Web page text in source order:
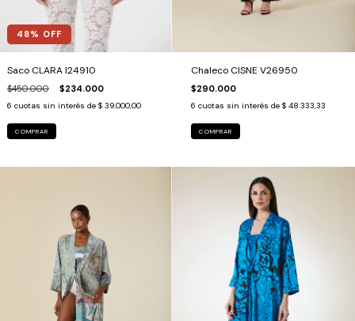
48% OFF
Saco CLARA I24910
$450.000 $234.000
6 cuotas sin interés de $ 39.000,00
COMPRAR
Chaleco CISNE V26950
$290.000
6 cuotas sin interés de $ 48.333,33
COMPRAR